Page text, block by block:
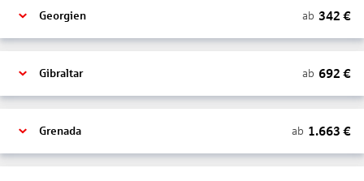
Georgien ab 342 €
Gibraltar ab 692 €
Grenada ab 1.663 €